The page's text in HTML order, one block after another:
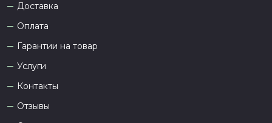
Доставка
Оплата
Гарантии на товар
Услуги
Контакты
Отзывы